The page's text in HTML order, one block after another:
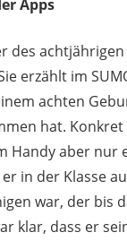
Apps
des achtjährigen
erzählt im
achten
hat. Konkret
Handy aber nur
in der Klasse
war, der bis
klar, dass er